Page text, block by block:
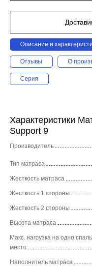
Описание и
Отзывы О
Серия
Характеристики
Support 9
Производитель
Тип матраса
Жесткость матраса
Жесткость 1 стороны
Жесткость 2 стороны
Высота матраса
Макс. нагрузка на одно
место
Наполнитель матраса